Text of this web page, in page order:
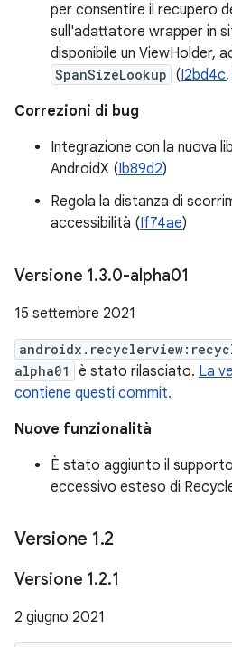
per consentire il recupero
sull'adattatore wrapper in
disponibile un ViewHolder,
SpanSizeLookup (I2bd4c,
Correzioni di bug
Integrazione con la nuova
AndroidX (Ib89d2)
Regola la distanza di
accessibilità (If74ae)
Versione 1.3.0-alpha01
15 settembre 2021
alpha01
è stato rilasciato. La
contiene questi commit.
Nuove funzionalità
È stato aggiunto il
eccessivo esteso di
Versione 1.2
Versione 1.2.1
2 giugno 2021